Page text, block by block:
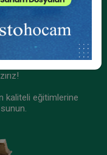
- II. İş Hukuku
kaliteli eğitimlerine